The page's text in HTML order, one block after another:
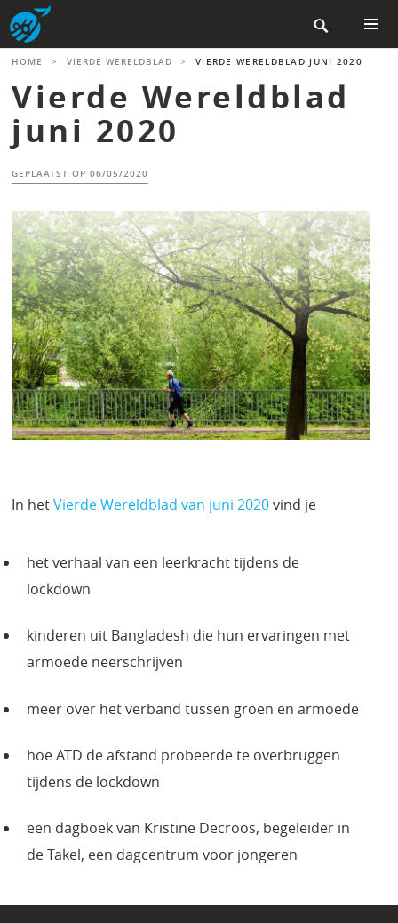
Skip
to
content

MENU
HOME > VIERDE WERELDBLAD > VIERDE WERELDBLAD JUNI 2020
Vierde Wereldblad
juni 2020
GEPLAATST OP06/05/2020
In hetVierde Wereldblad van juni 2020vind je
het verhaal van een leerkracht tijdens de
lockdown
kinderen uit Bangladesh die hun ervaringen met
armoede neerschrijven
meer over het verband tussen groen en armoede
hoe ATD de afstand probeerde te overbruggen
tijdens de lockdown
een dagboek van Kristine Decroos, begeleider in
de Takel, een dagcentrum voor jongeren